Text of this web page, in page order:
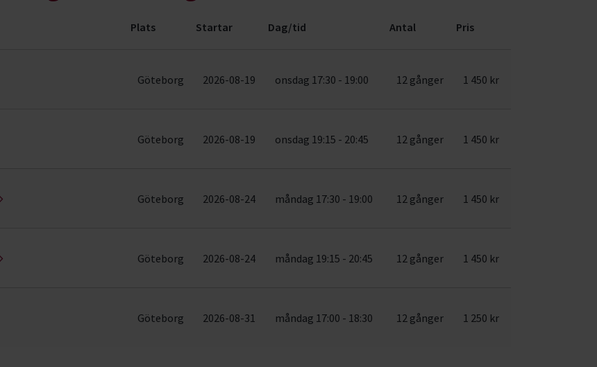
Plats Startar Dag/tid Antal Pris
Göteborg 2026-08-19 onsdag 17:30 - 19:00 12 gånger 1 450 kr
Göteborg 2026-08-19 onsdag 19:15 - 20:45 12 gånger 1 450 kr
Göteborg 2026-08-24 måndag 17:30 - 19:00 12 gånger 1 450 kr
Göteborg 2026-08-24 måndag 19:15 - 20:45 12 gånger 1 450 kr
Göteborg 2026-08-31 måndag 17:00 - 18:30 12 gånger 1 250 kr